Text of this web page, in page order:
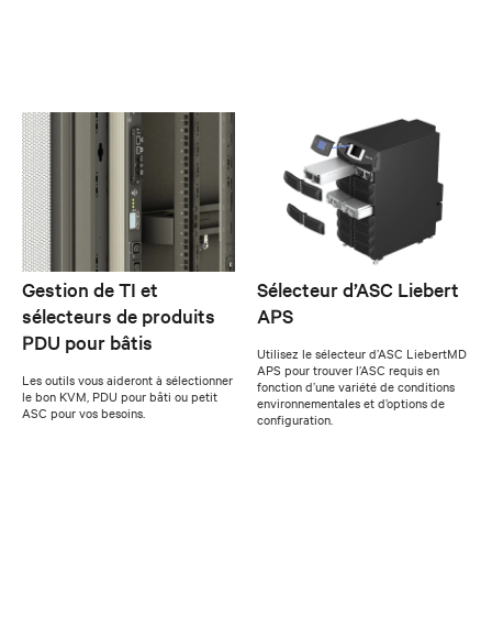
Gestion de TI et
sélecteurs de produits
PDU pour bâtis
Les outils vous aideront à sélectionner
le bon KVM, PDU pour bâti ou petit
ASC pour vos besoins.
Sélecteur d’ASC Liebert
APS
Utilisez le sélecteur d’ASC LiebertMD
APS pour trouver l’ASC requis en
fonction d’une variété de conditions
environnementales et d’options de
configuration.